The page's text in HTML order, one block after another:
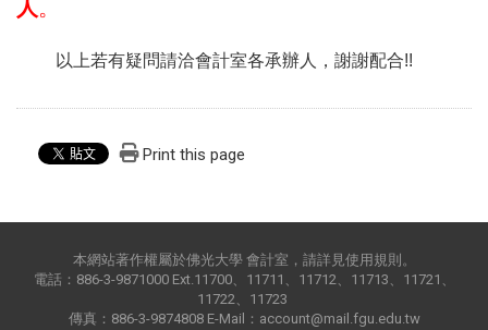
人 。
以上若有疑問請洽會計室各承辦人，謝謝配合!!
Print this page
本網站著作權屬於佛光大學 會計室，請詳見使用規則。
電話：886-3-9871000 Ext.11700、11711、11712、11713、11721、
11722、11723
傳真：886-3-9874808 E-Mail：account@mail.fgu.edu.tw